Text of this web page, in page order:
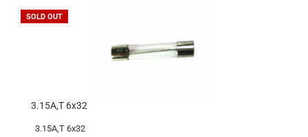
SOLD OUT
3.15A,T 6x32
3.15A,T 6x32